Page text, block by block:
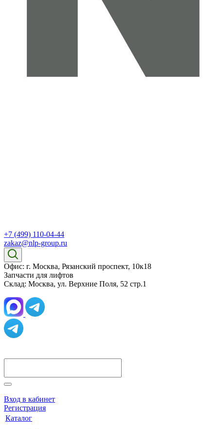
+7 (499) 110-04-44
zakaz@nlp-group.ru
Офис: г. Москва, Рязанский проспект, 10к18
Запчасти для лифтов
Склад: Москва, ул. Верхние Поля, 52 стр.1
Вход в кабинет
Регистрация
Каталог